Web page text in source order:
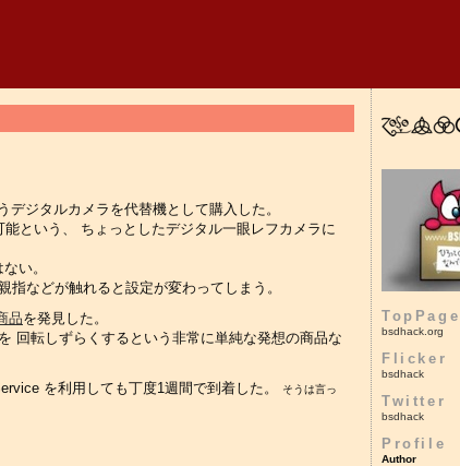
ジタルカメラを代替機として購入した。
という、 ちょっとしたデジタル一眼レフカメラに
い。
などが触れると設定が変わってしまう。
品を発見した。
回転しずらくするという非常に単純な発想の商品な
を利用しても丁度1週間で到着した。
そうは言っ
TopPage
bsdhack.org
Flicker
bsdhack
Twitter
bsdhack
Profile
Author